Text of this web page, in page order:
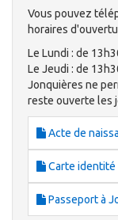
Vous pouvez
horaires
Le Lundi : de
Le Jeudi : de
Jonquières ne
reste ouverte les
Acte de
Carte identité
Passeport à